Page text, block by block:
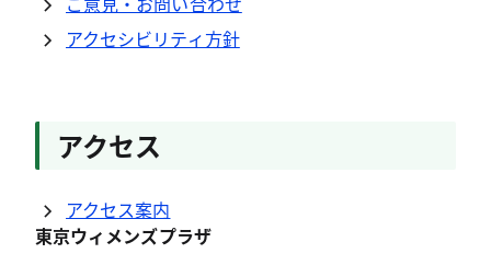
アクセシビリティ方針
アクセス
アクセス案内
東京ウィメンズプラザ